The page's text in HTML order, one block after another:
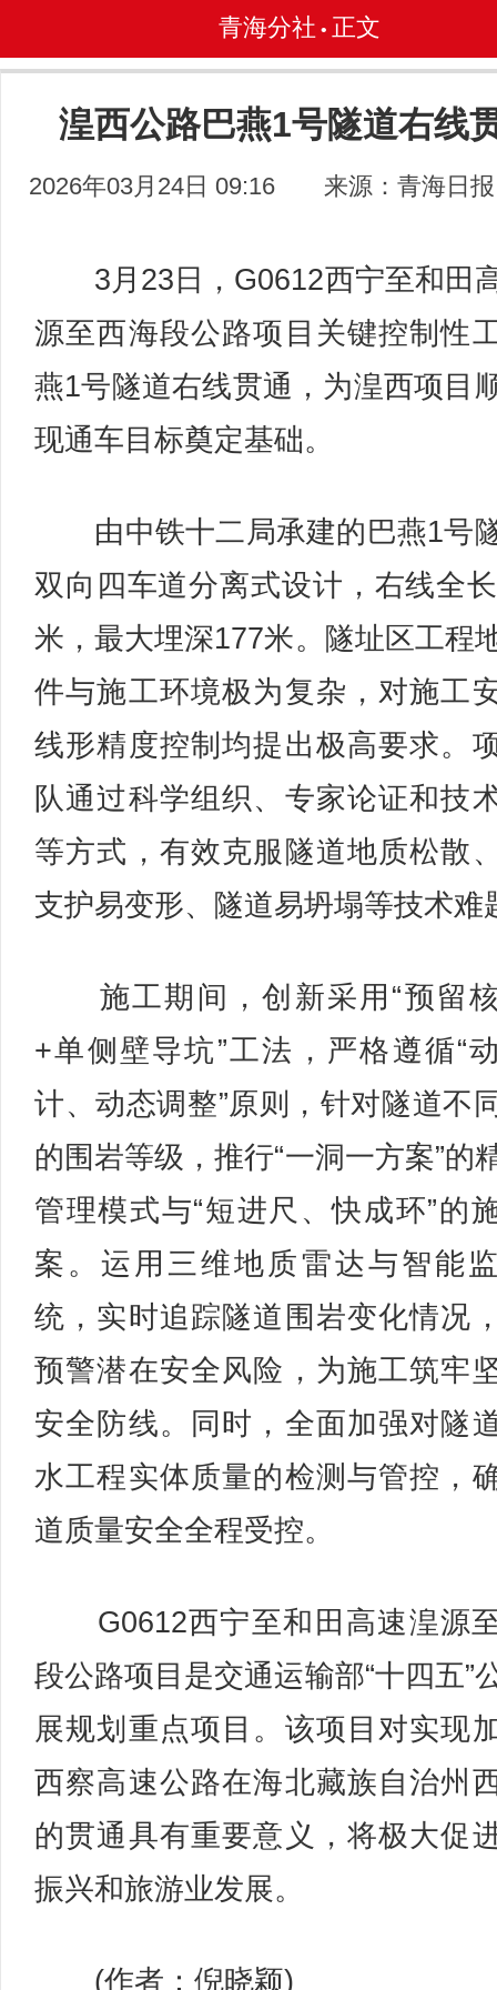
青海分社 • 正文
湟西公路巴燕1号隧道右线
2026年03月24日 09:16 来源：青海日报
3月23日，G0612西宁至和田
源至西海段公路项目关键控制性
燕1号隧道右线贯通，为湟西项目
现通车目标奠定基础。
由中铁十二局承建的巴燕1号
双向四车道分离式设计，右线全
米，最大埋深177米。隧址区工程
件与施工环境极为复杂，对施工
线形精度控制均提出极高要求。
队通过科学组织、专家论证和技
等方式，有效克服隧道地质松散
支护易变形、隧道易坍塌等技术难
施工期间，创新采用“预留
+单侧壁导坑”工法，严格遵循“
计、动态调整”原则，针对隧道不
的围岩等级，推行“一洞一方案”的
管理模式与“短进尺、快成环”的
案。运用三维地质雷达与智能
统，实时追踪隧道围岩变化情况
预警潜在安全风险，为施工筑牢
安全防线。同时，全面加强对隧
水工程实体质量的检测与管控，
道质量安全全程受控。
G0612西宁至和田高速湟源
段公路项目是交通运输部“十四五”
展规划重点项目。该项目对实现
西察高速公路在海北藏族自治州
的贯通具有重要意义，将极大促
振兴和旅游业发展。
(作者：倪晓颖)